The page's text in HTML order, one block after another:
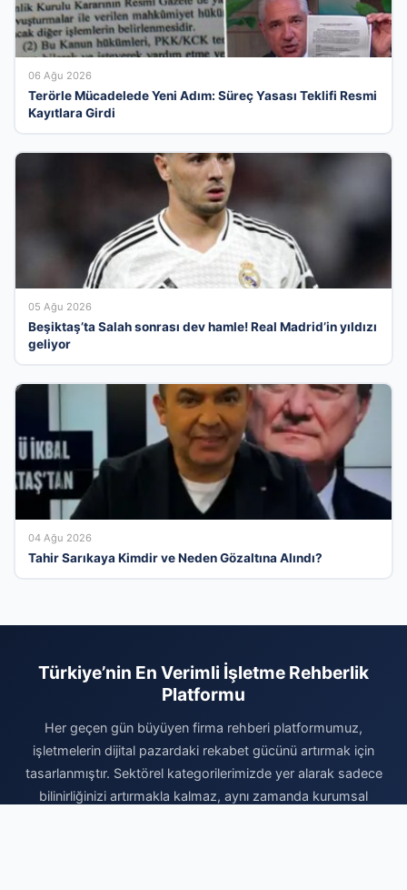
06 Ağu 2026
Terörle Mücadelede Yeni Adım: Süreç Yasası Teklifi Resmi
Kayıtlara Girdi
05 Ağu 2026
Beşiktaş’ta Salah sonrası dev hamle! Real Madrid’in yıldızı
geliyor
04 Ağu 2026
Tahir Sarıkaya Kimdir ve Neden Gözaltına Alındı?
Türkiye’nin En Verimli İşletme Rehberlik
Platformu
Her geçen gün büyüyen firma rehberi platformumuz,
işletmelerin dijital pazardaki rekabet gücünü artırmak için
tasarlanmıştır. Sektörel kategorilerimizde yer alarak sadece
bilinirliğinizi artırmakla kalmaz, aynı zamanda kurumsal